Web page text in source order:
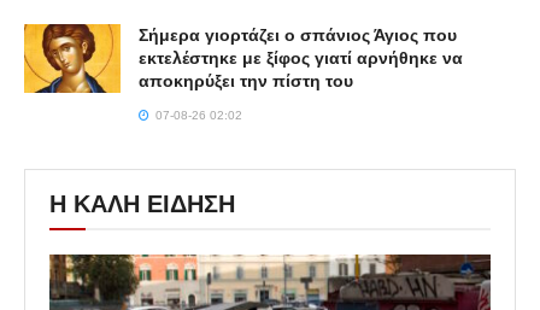
Σήμερα γιορτάζει ο σπάνιος Άγιος που
εκτελέστηκε με ξίφος γιατί αρνήθηκε να
αποκηρύξει την πίστη του
07-08-26 02:02
Η ΚΑΛΗ ΕΙΔΗΣΗ